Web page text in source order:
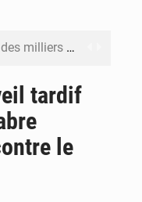
Comment des milliers d’Africains protègent et font fructifier leur argent avec l’USDT
RDC : Raïssa Malu lance les préparatifs d’une Table ronde nationale sur l’éducation inclusive des enfants handicapés
Kinshasa : Le Gouvernement provincial annonce la construction imminente du boulevard Étienne Tshisekedi
tardif
le